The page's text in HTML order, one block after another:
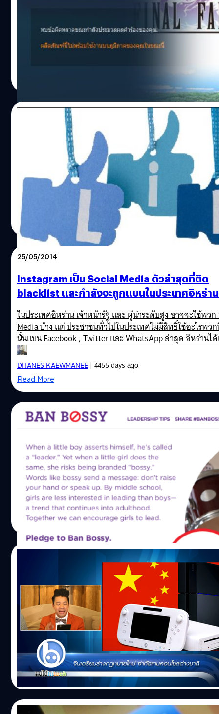
จากข่าวไฟนอล แฟนตาซี 5 ประกาศลงสตรีม เชื่อได้ว่าสาวก
ก็คงกำลังกำเงินที่เตรียมไว้สำหรับวันที่ 24 กันยายนนี้ไปจ่ายอ
แน่นอน แต่ไม่รู้ว่าเพราะอะไร SquareEnix ดันไม่ยอมวางจำห
Steam สำหรับประเทศไทยซะงั้น ??
ระวังโดนแบน ! Facebook เอาจริงออกกฏจะ
พวกที่เสนอให้เข้าไปยังแอพฯหรือเนื้อหาเพจโ
ระวังไว้ให้ดี ต่อไปการเสนอให้เข้าแอพฯ หรือ เนื้อหา page เ
Like จะถูก Facebook แบน
DHANES KAEWMANEE | 4380 days ago
Read More
25/05/2014
Instagram เป็น Social Media ตัวล่าสุดที่ติด
blacklist และกำลังจะถูกแบนในประเทศอิหร่าน
ในประเทศอิหร่าน เจ้าหน้ารัฐ และ ผู้นำระดับสูง อาจจะใช้พวก
Media บ้าง แต่ ประชาชนทั่วไปในประเทศไม่มีสิทธิ์ใช้อะไรพว
นั้นแบน Facebook , Twitter และ WhatsApp ล่าสุด อิหร่านไ
Instagram แล้ว
DHANES KAEWMANEE| 4455 days ago
Read More
20/03/2014
http://youtu.be/SnD8fthd0l8 เมื่อหญิงเก่งแห่งวงการ IT อ
Sheryl Sandberg, COO (Chief operating officer) ของเฟซ
สมาคม Girl Scouts ในอเมริกาสร้างแคมเปญใหม่เพื่อรณรง
คำว่า Bossy กับเด็กผู้หญิง
Totsapon Kritsadangphorn| 4521 days ago
Read More
จีนเตรียมร่างกฎหมายสร้างกำแพงกั้นเกมคอ
ต่างชาติ!!
http://youtu.be/c_5QfHl4GUw ประเทศจีนก็เป็นประเทศที่
อะไรของจากต่างชาติมากมาย ถึงแม้ว่าจะค่อยๆเปิดกว้างทีล
และหลังจากที่ประเทศจีน เปิดให้ต่างชาตินำเครื่องเล่นเกมแล
เข้ามาขายได้ไปไม่ถึงสัปดาห์ ก็เริ่มส่อแววว่าค่ายเกมต่างๆจะ
ไม่นาน
Totsapon Kritsadangphorn| 4581 days ago
Read More
27/11/2013